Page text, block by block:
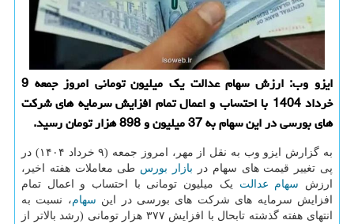
ایزو وب: ارزش سهام عدالت یک میلیون تومانی امروز جمعه 9
خرداد 1404 با احتساب و اعمال تمام افزایش سرمایه های شرکت
های بورسی در این سهام به 37 میلیون و 898 هزار تومان رسید.
به گزارش ایزو وب به نقل از مهر، امروز جمعه (۹ خرداد ۱۴۰۴) در
پی تغییر قیمت های سهام در بازار بورس طی معاملات هفته اخیر،
ارزش سهام عدالت یک میلیون تومانی با احتساب و اعمال تمام
افزایش سرمایه های شرکت های بورسی در این سهام، نسبت به
انتهای هفته گذشته تابحال با افزایش ۳۷۷ هزار تومانی (رشد بالاتر از